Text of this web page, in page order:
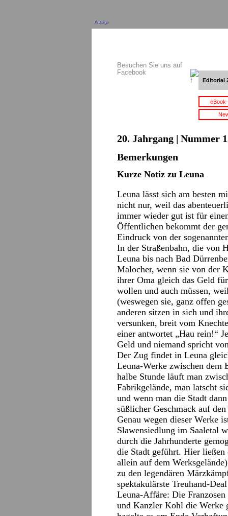
Anzeige
Besuchen Sie uns auf
Facebook
Editorial
20. Jahrgang | Nummer
Bemerkungen
Kurze Notiz zu Leuna
Leuna lässt sich am besten
nicht nur, weil das
immer wieder gut ist für
Öffentlichen bekommt der
Eindruck von der
In der Straßenbahn, die von
Leuna bis nach Bad
Malocher, wenn sie von der
ihrer Oma gleich das Geld
wollen und auch müssen,
(weswegen sie, ganz offen
anderen sitzen in sich und
versunken, breit vom
einer antwortet „Hau rein!“
Geld und niemand spricht
Der Zug findet in Leuna
Leuna-Werke zwischen dem
halbe Stunde läuft man
Fabrikgelände, man latscht
und wenn man die Stadt
süßlicher Geschmack auf
Genau wegen dieser Werke
Slawensiedlung im Saaletal
durch die Jahrhunderte
die Stadt geführt. Hier ließen
allein auf dem
zu den legendären
spektakulärste Treuhand-
Leuna-Affäre: Die
und Kanzler Kohl die Werke